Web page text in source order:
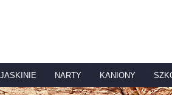
JASKINIE NARTY KANIONY